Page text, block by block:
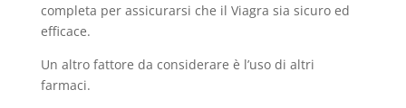
completa per assicurarsi che il Viagra sia sicuro ed
efficace.
Un altro fattore da considerare è l’uso di altri
farmaci.